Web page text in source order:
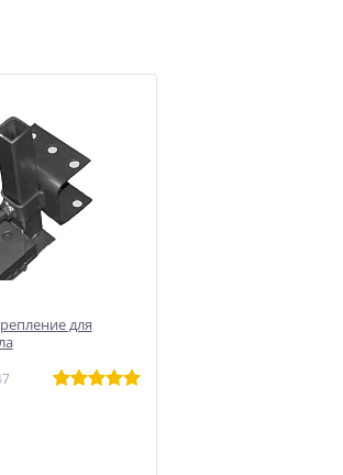
для